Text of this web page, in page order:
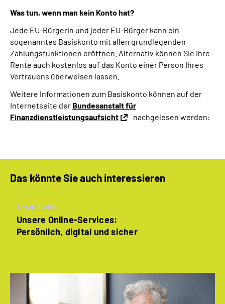
Was tun, wenn man kein Konto hat?
Jede EU-Bürgerin und jeder EU-Bürger kann ein
sogenanntes Basiskonto mit allen grundlegenden
Zahlungsfunktionen eröffnen. Alternativ können Sie Ihre
Rente auch kostenlos auf das Konto einer Person Ihres
Vertrauens überweisen lassen.
Weitere Informationen zum Basiskonto können auf der
Internetseite der Bundesanstalt für
Finanzdienstleistungsaufsicht
nachgelesen werden:
Das könnte Sie auch interessieren
Themenseite
Unsere Online-Services:
Persönlich, digital und sicher